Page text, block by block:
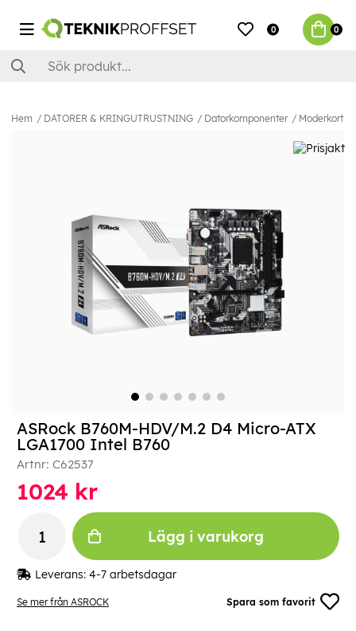
0 0
Hem DATORER & KRINGUTRUSTNING Datorkomponenter Moderkort
Se mer från ASROCK Spara som favorit
ASRock B760M-HDV/M.2 D4 Micro-ATX
LGA1700 Intel B760
Artnr: C62537
1024 kr
Lägg i varukorg
Leverans: 4-7 arbetsdagar